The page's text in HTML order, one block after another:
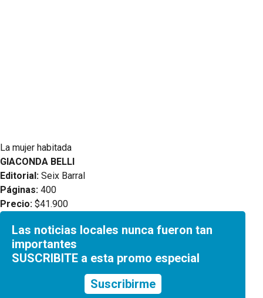
La mujer habitada
GIACONDA BELLI
Editorial: Seix Barral
Páginas: 400
Precio: $41.900
Las noticias locales nunca fueron tan
importantes
SUSCRIBITE a esta promo especial
Suscribirme